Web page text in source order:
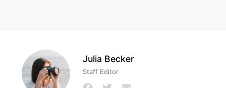
Julia Becker
Staff Editor